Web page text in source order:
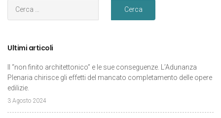
Ultimi articoli
Il “non finito architettonico” e le sue conseguenze. L’Adunanza
Plenaria chirisce gli effetti del mancato completamento delle opere
edilizie.
3 Agosto 2024